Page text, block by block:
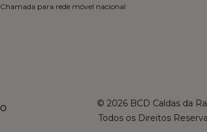
Chamada para rede móvel nacional
© 2026 BCD Caldas da
Todos os Direitos